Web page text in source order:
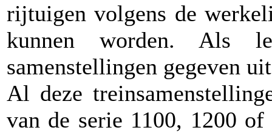
rijtuigen volgens de
kunnen worden. Als
samenstellingen gegeven
Al deze
van de serie 1100, 1200